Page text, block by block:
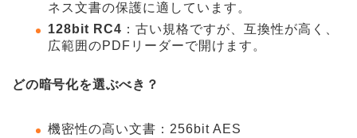
ネス文書の保護に適しています。
128bit RC4 ：古い規格ですが、互換性が高く、
広範囲のPDFリーダーで開けます。
どの暗号化を選ぶべき？
機密性の高い文書：256bit AES